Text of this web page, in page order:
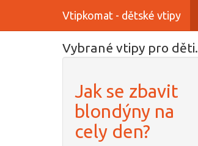
Vtipkomat - dětské vtipy
Vybrané vtipy pro děti.
Jak se zbavit
blondýny na
cely den?